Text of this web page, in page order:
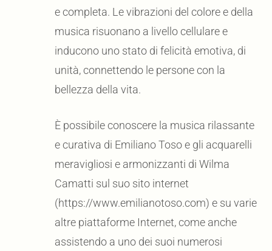
e completa. Le vibrazioni del colore e della
musica risuonano a livello cellulare e
inducono uno stato di felicità emotiva, di
unità, connettendo le persone con la
bellezza della vita.
È possibile conoscere la musica rilassante
e curativa di Emiliano Toso e gli acquarelli
meravigliosi e armonizzanti di Wilma
Camatti sul suo sito internet
(https://www.emilianotoso.com) e su varie
altre piattaforme Internet, come anche
assistendo a uno dei suoi numerosi